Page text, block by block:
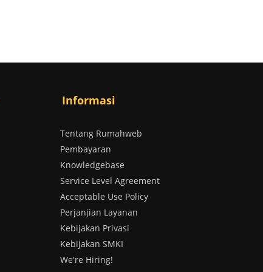
Informasi
Tentang Rumahweb
Pembayaran
Knowledgebase
Service Level Agreement
Acceptable Use Policy
Perjanjian Layanan
Kebijakan Privasi
Kebijakan SMKI
We're Hiring!